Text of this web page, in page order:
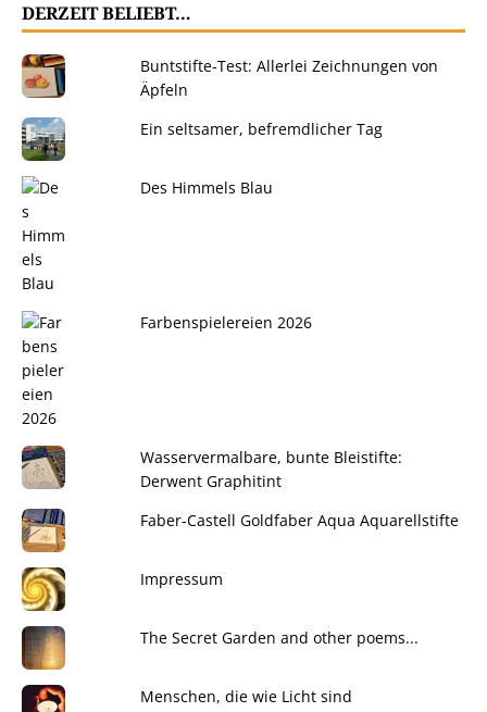
DERZEIT BELIEBT…
Buntstifte-Test: Allerlei Zeichnungen von
Äpfeln
Ein seltsamer, befremdlicher Tag
Des Himmels Blau
Farbenspielereien 2026
Wasservermalbare, bunte Bleistifte:
Derwent Graphitint
Faber-Castell Goldfaber Aqua Aquarellstifte
Impressum
The Secret Garden and other poems...
Menschen, die wie Licht sind